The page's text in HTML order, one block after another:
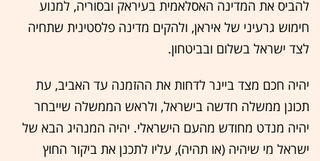
להביס את המדינה האסלאמית בעיראק ובסוריה, למנוע
חימוש גרעיני של איראן, ולהקים מדינה פלסטינית שתחיה
לצד ישראל בשלום ובביטחון.
יהיה חכם מצד ביינר לדחות את ההזמנה עד האביב, עת
תכונן ממשלה חדשה בישראל, ולראש הממשלה שייבחר
יהיה מנדט מחודש מהעם הישראלי. יהיה המנהיג הבא של
ישראל מי שיהיה (או תהיה), עליו לתכנן את ביקור החוץ